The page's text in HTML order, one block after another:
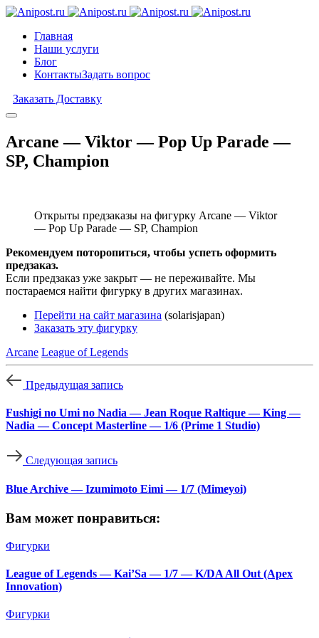
Главная
Наши услуги
Блог
КонтактыЗадать вопрос
Заказать Доставку
Arcane — Viktor — Pop Up Parade —
SP, Champion
Открыты предзаказы на фигурку Arcane — Viktor
— Pop Up Parade — SP, Champion
Рекомендуем поторопиться, чтобы успеть оформить
предзаказ.
Если предзаказ уже закрыт — не переживайте. Мы
постараемся найти фигурку в других магазинах.
Перейти на сайт магазина (solarisjapan)
Заказать эту фигурку
Arcane League of Legends
Предыдущая запись
Fushigi no Umi no Nadia — Jean Roque Raltique — King —
Nadia — Concept Masterline — 1/6 (Prime 1 Studio)
Следующая запись
Blue Archive — Izumimoto Eimi — 1/7 (Mimeyoi)
Вам может понравиться:
Фигурки
League of Legends — Kai’Sa — 1/7 — K/DA All Out (Apex
Innovation)
Фигурки